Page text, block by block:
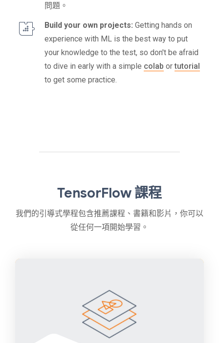
問題。
Build your own projects: Getting hands on
experience with ML is the best way to put
your knowledge to the test, so don't be afraid
to dive in early with a simple colab ortutorial
to get some practice.
TensorFlow 課程
我們的引導式學程包含推薦課程、書籍和影片，你可以
從任何一項開始學習。